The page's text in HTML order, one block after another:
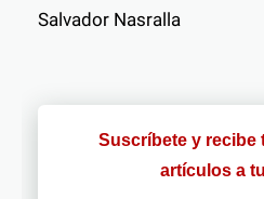
Salvador Nasralla
Suscríbete y recibe
artículos a